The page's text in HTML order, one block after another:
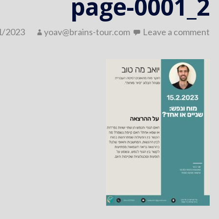
2_page-0001
2023 yoav@brains-tour.com Leave a comment